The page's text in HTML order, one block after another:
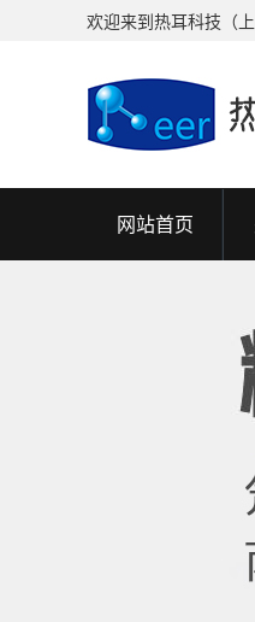
欢迎来到热耳科技（
网站首页